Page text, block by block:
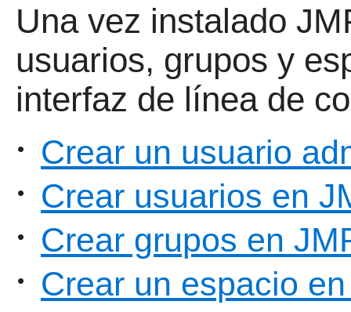
Una vez instalado
usuarios, grupos y
interfaz de línea de
• Crear un usuario
• Crear usuarios en
• Crear grupos en
• Crear un espacio